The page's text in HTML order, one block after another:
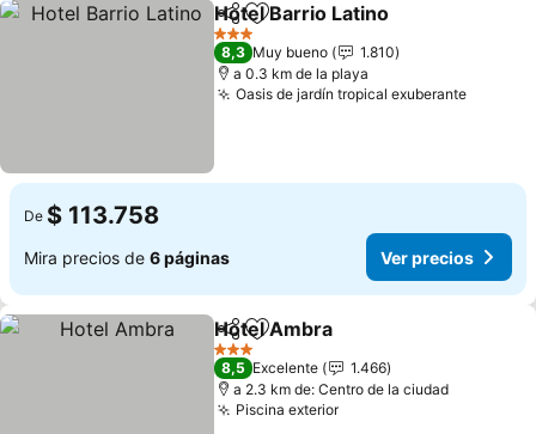
CompartirAgregar a favoritos
Hotel Barrio Latino
3 Estrellas
8,3 Muy bueno
1.810
a 0.3 km de la playa
Oasis de jardín tropical exuberanteVer
De $ 113.758
Mira precios de 6 páginas Ver precios
CompartirAgregar a favoritos
Hotel Ambra
3 Estrellas
8,5 Excelente
1.466
a 2.3 km de: Centro de la ciudad
Piscina exteriorVer precios